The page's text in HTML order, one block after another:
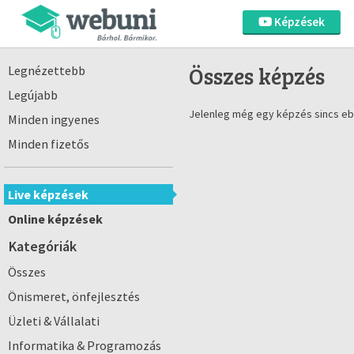
Képzések
Legnézettebb
Legújabb
Minden ingyenes
Minden fizetős
Live képzések
Online képzések
Kategóriák
Összes
Önismeret, önfejlesztés
Üzleti & Vállalati
Informatika & Programozás
Összes képzés
Jelenleg még egy képzés sincs